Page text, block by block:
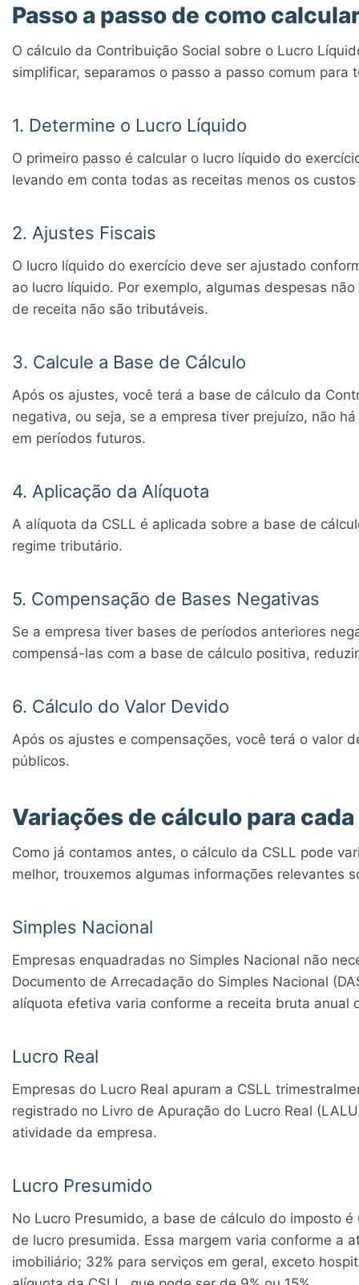
Passo a passo de como
O cálculo da Contribuição Social sobre o Lucro
simplificar, separamos o passo a passo comum para
1. Determine o Lucro Líquido
O primeiro passo é calcular o lucro líquido do
levando em conta todas as receitas menos os
2. Ajustes Fiscais
O lucro líquido do exercício deve ser ajustado
ao lucro líquido. Por exemplo, algumas despesas
de receita não são tributáveis.
3. Calcule a Base de Cálculo
Após os ajustes, você terá a base de cálculo da
negativa, ou seja, se a empresa tiver prejuízo, não
em períodos futuros.
4. Aplicação da Alíquota
A alíquota da CSLL é aplicada sobre a base de
regime tributário.
5. Compensação de Bases Negativas
Se a empresa tiver bases de períodos anteriores
compensá-las com a base de cálculo positiva,
6. Cálculo do Valor Devido
Após os ajustes e compensações, você terá o valor
públicos.
Variações de cálculo para
Como já contamos antes, o cálculo da CSLL pode
melhor, trouxemos algumas informações relevantes
Simples Nacional
Empresas enquadradas no Simples Nacional não
Documento de Arrecadação do Simples Nacional
alíquota efetiva varia conforme a receita bruta
Lucro Real
Empresas do Lucro Real apuram a CSLL
registrado no Livro de Apuração do Lucro Real
atividade da empresa.
Lucro Presumido
No Lucro Presumido, a base de cálculo do imposto
de lucro presumida. Essa margem varia conforme a
imobiliário; 32% para serviços em geral, exceto